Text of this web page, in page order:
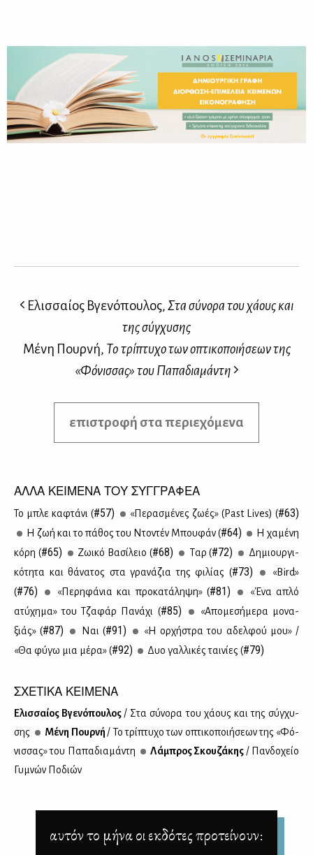
Ελισσαίος Βγενόπουλος,Στα σύνορα του χάους και
της σύγχυσης
Μένη Πουρνή, To τρίπτυχο των οπτικοποιήσεων της
«Φόνισσας» του Παπαδιαμάντη
επιστροφή στα περιεχόμενα
ΑΛΛΑ ΚΕΙΜΕΝΑ ΤΟΥ ΣΥΓΓΡΑΦΕΑ
Το μπλε κα­φτά­νι (#57) «Πε­ρα­σμέ­νες ζω­ές» (Past Lives) (#63)
Η ζωή και το πά­θος του Ντο­ντέν Μπου­φάν (#64)
H χα­μέ­νη
κό­ρη (#65) Zω­ι­κό Βα­σί­λειο (#68) Tαρ (#72)
Δη­μιουρ­γι­
κό­τη­τα και θά­να­τος στα γρα­νά­ζια της φι­λί­ας (#73)
«Bird»
(#76) «Πε­ρη­φά­νια και προ­κα­τά­λη­ψη» (#81)
«Ένα απλό
ατύ­χη­μα» του Τζα­φάρ Πα­νά­χι (#85)
«Απο­με­σή­με­ρα μο­να­
ξιάς» (#87) Ναι (#91)
«Η ορ­χή­στρα του αδελ­φού μου» /
«Θα φύ­γω μια μέ­ρα» (#92) Δυο γαλ­λι­κές ται­νί­ες (#79)
ΣΧΕΤΙΚΑ ΚΕΙΜΕΝΑ
Ελισ­σαί­ος Βγε­νό­που­λος / Στα σύ­νο­ρα του χά­ους και της σύγ­χυ­
σης
Μέ­νη Πουρ­νή / To τρί­πτυ­χο των οπτι­κο­ποι­ή­σε­ων της «Φό­
νισ­σας» του Πα­πα­δια­μά­ντη
Λά­μπρος Σκου­ζά­κης / Παν­δο­χείο
Γυ­μνών Πο­διών
αυτόν το μήνα οι εκδότες προτείνουν: